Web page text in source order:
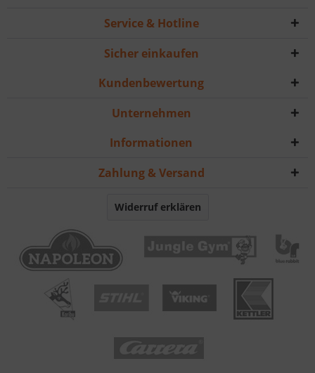
Service & Hotline
Sicher einkaufen
Kundenbewertung
Unternehmen
Informationen
Zahlung & Versand
Widerruf erklären